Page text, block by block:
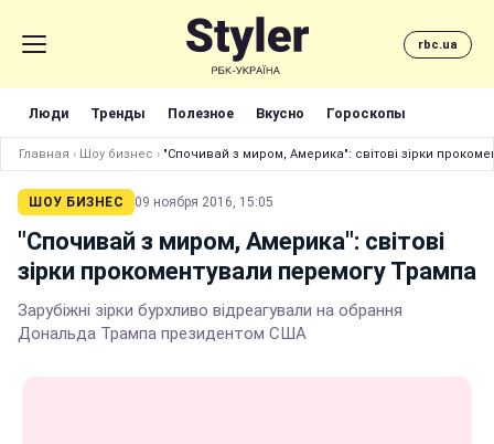
rbc.ua
Люди Тренды Полезное Вкусно Гороскопы
Главная › Шоу бизнес › "Спочивай з миром, Америка": світові зірки
ШОУ БИЗНЕС 09 ноября 2016, 15:05
"Спочивай з миром, Америка": світові
зірки прокоментували перемогу Трампа
Зарубіжні зірки бурхливо відреагували на обрання
Дональда Трампа президентом США